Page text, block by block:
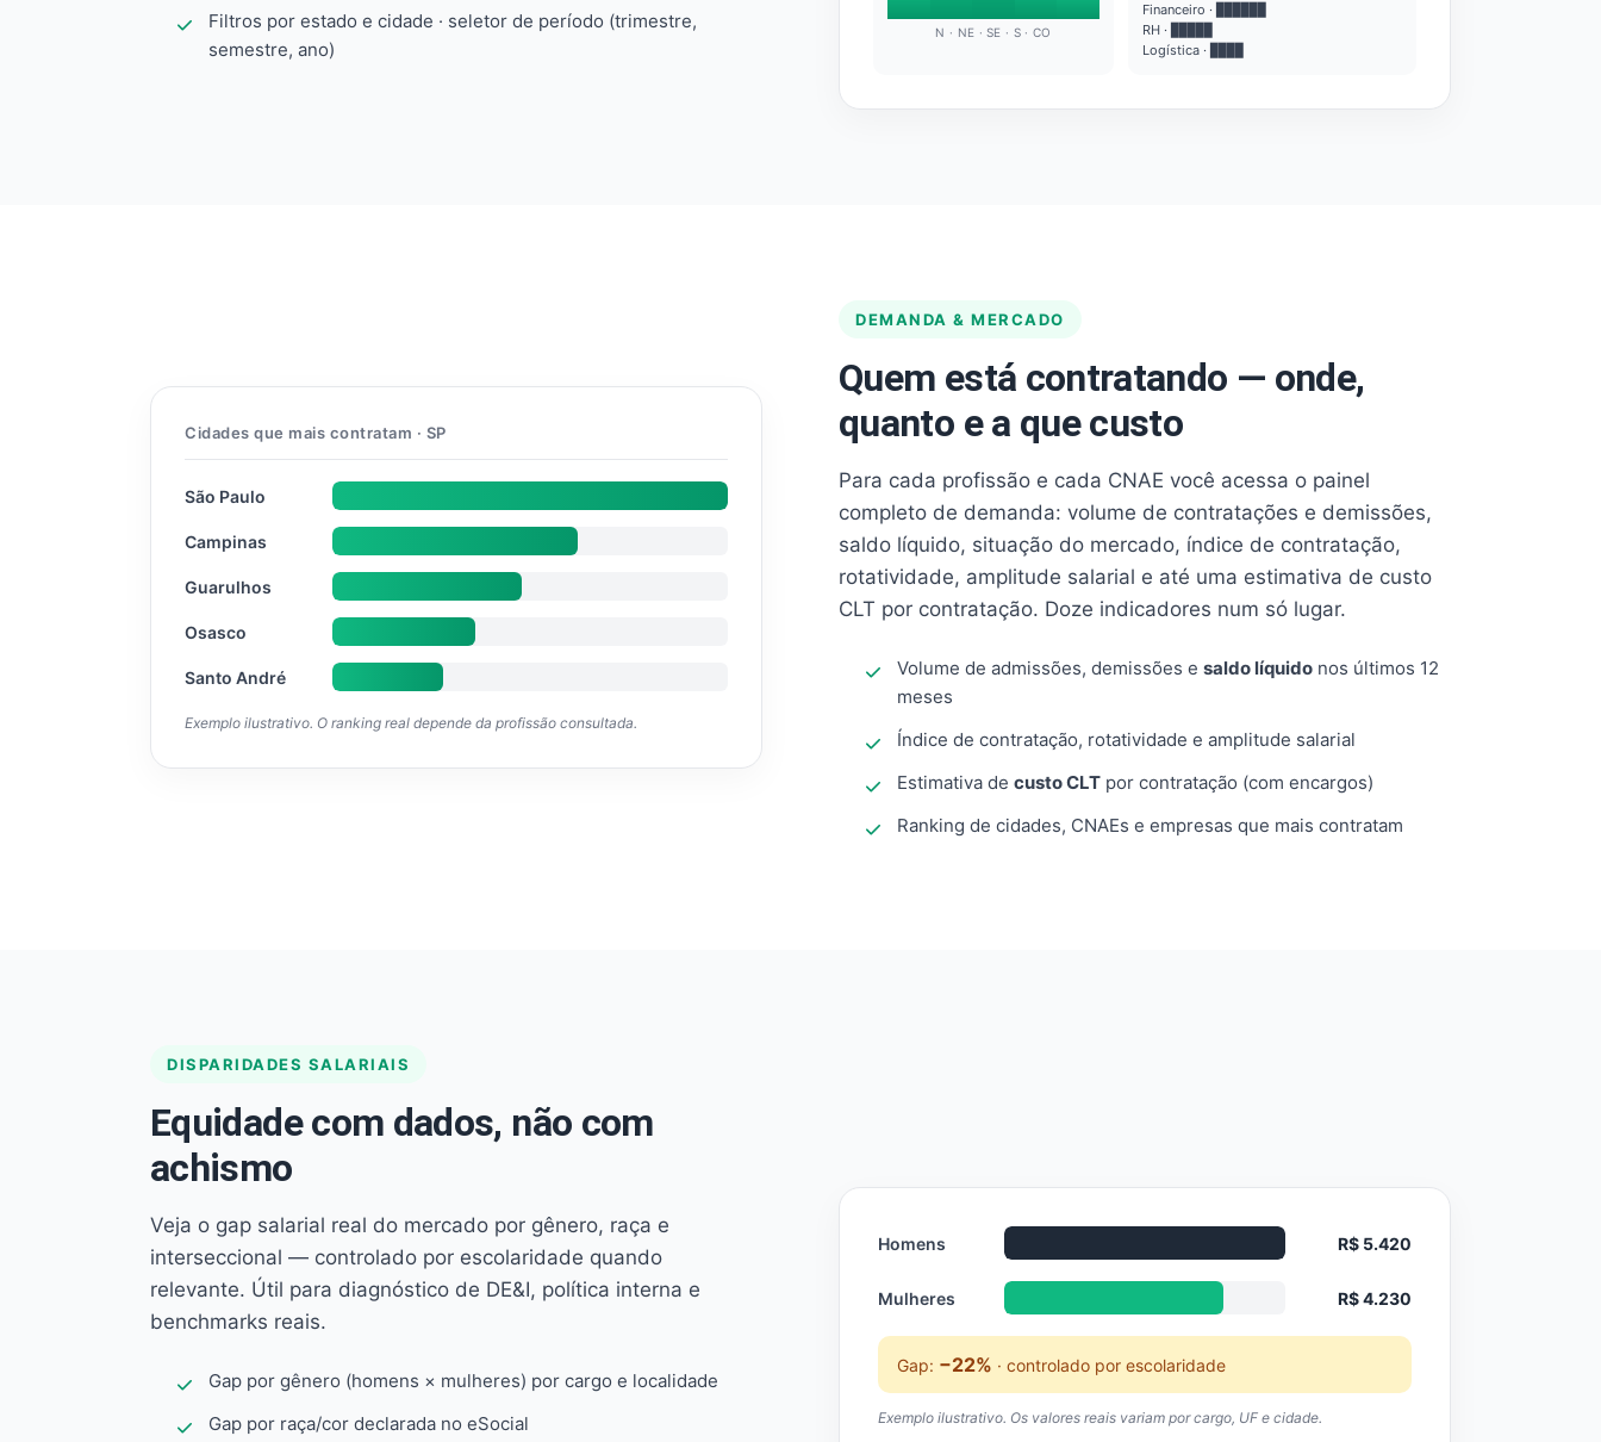
Filtros por estado e cidade · seletor de período (trimestre,
semestre, ano)
N · NE · SE · S · CO
Financeiro · ██████
RH · █████
Logística · ████
DEMANDA & MERCADO
Quem está contratando — onde,
quanto e a que custo
Para cada profissão e cada CNAE você acessa o painel
completo de demanda: volume de contratações e demissões,
saldo líquido, situação do mercado, índice de contratação,
rotatividade, amplitude salarial e até uma estimativa de custo
CLT por contratação. Doze indicadores num só lugar.
Volume de admissões, demissões e saldo líquido nos últimos 12
meses
Índice de contratação, rotatividade e amplitude salarial
Estimativa de custo CLT por contratação (com encargos)
Ranking de cidades, CNAEs e empresas que mais contratam
Cidades que mais contratam · SP
São Paulo
Campinas
Guarulhos
Osasco
Santo André
Exemplo ilustrativo. O ranking real depende da profissão consultada.
DISPARIDADES SALARIAIS
Equidade com dados, não com
achismo
Veja o gap salarial real do mercado por gênero, raça e
interseccional — controlado por escolaridade quando
relevante. Útil para diagnóstico de DE&I, política interna e
benchmarks reais.
Gap por gênero (homens × mulheres) por cargo e localidade
Gap por raça/cor declarada no eSocial
Homens R$ 5.420
Mulheres R$ 4.230
Gap: −22% · controlado por escolaridade
Exemplo ilustrativo. Os valores reais variam por cargo, UF e cidade.